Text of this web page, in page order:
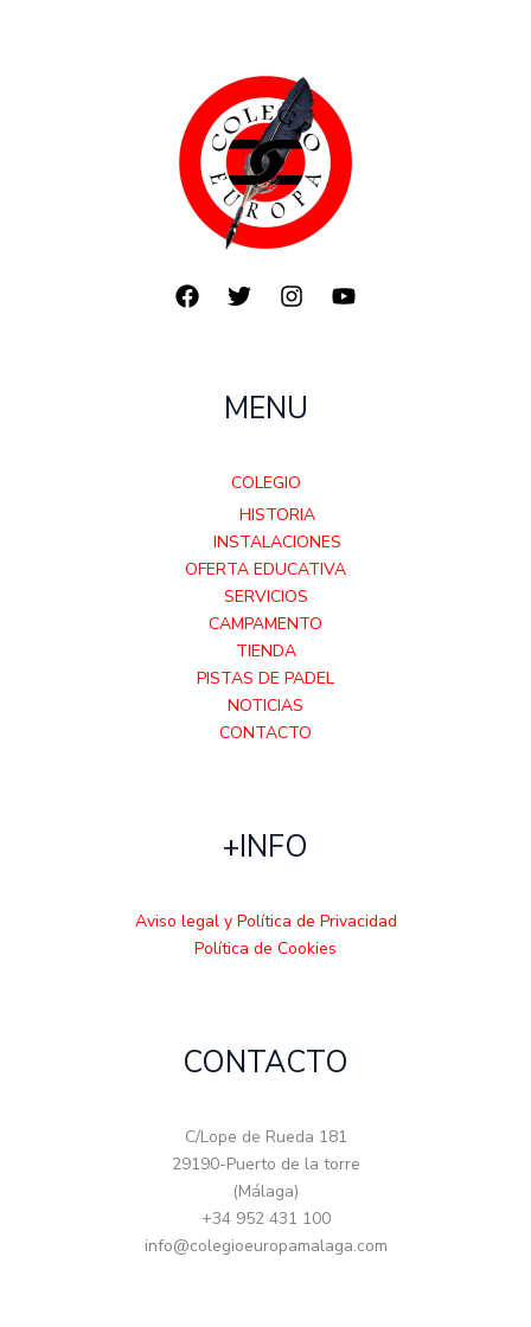
MENU
COLEGIO
HISTORIA
INSTALACIONES
OFERTA EDUCATIVA
SERVICIOS
CAMPAMENTO
TIENDA
PISTAS DE PADEL
NOTICIAS
CONTACTO
+INFO
Aviso legal y Política de Privacidad
Política de Cookies
CONTACTO
C/Lope de Rueda 181
29190-Puerto de la torre
(Málaga)
+34 952 431 100
info@colegioeuropamalaga.com